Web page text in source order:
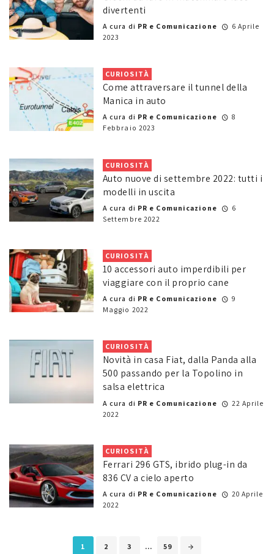
divertenti
A cura di PR e Comunicazione
6 Aprile
2023
CURIOSITÀ
Come attraversare il tunnel della
Manica in auto
A cura di PR e Comunicazione
8
Febbraio 2023
CURIOSITÀ
Auto nuove di settembre 2022: tutti i
modelli in uscita
A cura di PR e Comunicazione
6
Settembre 2022
CURIOSITÀ
10 accessori auto imperdibili per
viaggiare con il proprio cane
A cura di PR e Comunicazione
9
Maggio 2022
CURIOSITÀ
Novità in casa Fiat, dalla Panda alla
500 passando per la Topolino in
salsa elettrica
A cura di PR e Comunicazione
22 Aprile
2022
CURIOSITÀ
Ferrari 296 GTS, ibrido plug-in da
836 CV a cielo aperto
A cura di PR e Comunicazione
20 Aprile
2022
1 2 3 ... 59